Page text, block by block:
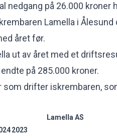
nedgang på 26.000 kroner
Lamella i
året før.
ut av året med et
på 285.000 kroner.
som drifter iskrembaren,
Lamella AS
2023